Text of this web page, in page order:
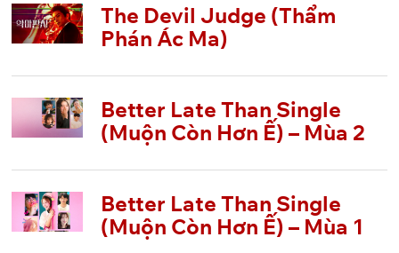
The Devil Judge (Thẩm
Phán Ác Ma)
Better Late Than Single
(Muộn Còn Hơn Ế) – Mùa 2
Better Late Than Single
(Muộn Còn Hơn Ế) – Mùa 1